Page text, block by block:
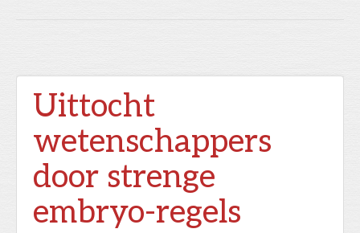
Uittocht
wetenschappers
door strenge
embryo-regels